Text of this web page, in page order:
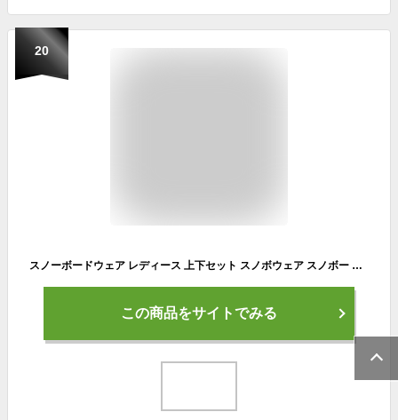
20
スノーボードウェア レディース 上下セット スノボウェア スノボー スキー ジャケット パンツ MTU エムティーユー 全20色3サイズ ユニセックス ジュニア 小さい 大きいサイズ M/L/XL ブラック ベージュ
この商品をサイトでみる